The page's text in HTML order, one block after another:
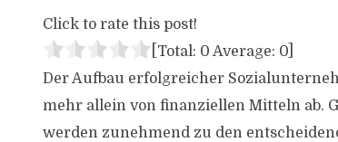
Click to rate this post!
[Total: 0 Average: 0
Der Aufbau erfolgreicher
mehr allein von finanziellen Mitteln ab.
werden zunehmend zu den